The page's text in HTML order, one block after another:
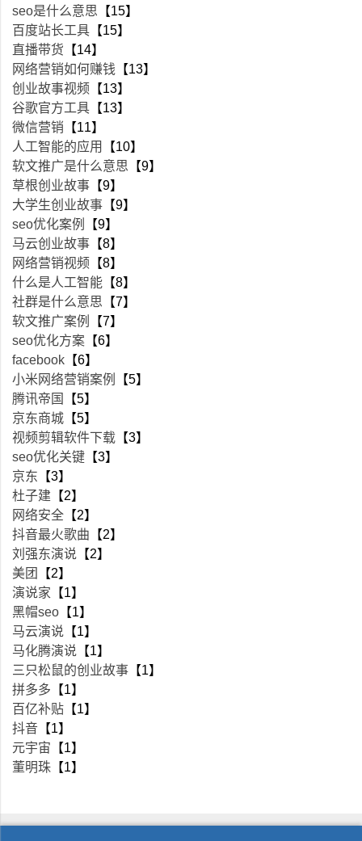
seo是什么意思 【15】
百度站长工具 【15】
直播带货 【14】
网络营销如何赚钱 【13】
创业故事视频 【13】
谷歌官方工具 【13】
微信营销 【11】
人工智能的应用
【10】
软文推广是什么意思 【9】
草根创业故事 【9】
大学生创业故事 【9】
seo优化案例
【9】
马云创业故事 【8】
网络营销视频 【8】
什么是人工智能 【8】
社群是什么意思 【7】
软文推广案例
【7】
seo优化方案 【6】
facebook 【6】
小米网络营销案例
【5】
腾讯帝国
【5】
京东商城 【5】
视频剪辑软件下载 【3】
seo优化关键 【3】
京东 【3】
杜子建 【2】
网络安全 【2】
抖音最火歌曲 【2】
刘强东演说 【2】
美团
【2】
演说家 【1】
黑帽seo 【1】
马云演说 【1】
马化腾演说 【1】
三只松鼠的创业故事 【1】
拼多多 【1】
百亿补贴 【1】
抖音 【1】
元宇宙 【1】
董明珠 【1】